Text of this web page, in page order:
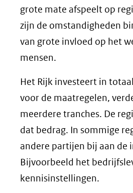
grote mate afspeelt op
zijn de omstandigheden
van grote invloed op het
mensen.
Het Rijk investeert in
voor de maatregelen,
meerdere tranches. De
dat bedrag. In sommige
andere partijen bij aan de
Bijvoorbeeld het
kennisinstellingen.